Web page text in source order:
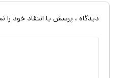
دیدگاه ، پرسش یا انتقاد خود را